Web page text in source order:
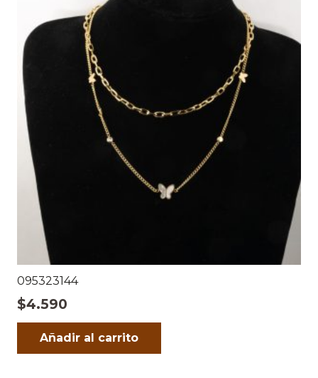
095323144
$4.590
Añadir al carrito